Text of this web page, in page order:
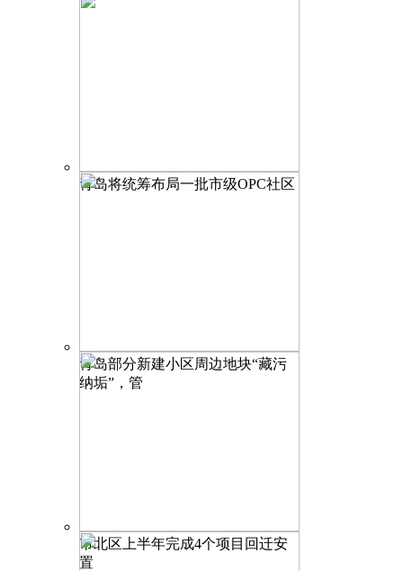
青岛将统筹布局一批市级OPC社区
青岛部分新建小区周边地块“藏污
纳垢”，管
市北区上半年完成4个项目回迁安
置